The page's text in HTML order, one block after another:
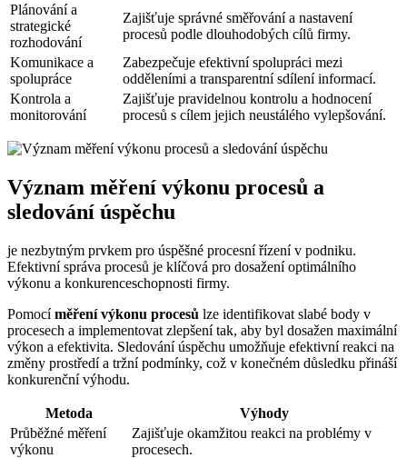
Plánování a
strategické
rozhodování
Zajišťuje správné směřování a nastavení
procesů podle dlouhodobých cílů firmy.
Komunikace a
spolupráce
Zabezpečuje efektivní spolupráci mezi
odděleními a transparentní sdílení informací.
Kontrola a
monitorování
Zajišťuje pravidelnou kontrolu a hodnocení
procesů s cílem jejich neustálého vylepšování.
Význam měření výkonu procesů a
sledování úspěchu
je nezbytným prvkem pro úspěšné procesní řízení v podniku.
Efektivní správa procesů je klíčová pro dosažení optimálního
výkonu a konkurenceschopnosti firmy.
Pomocíměření výkonu procesů lze identifikovat slabé body v
procesech a implementovat zlepšení tak, aby byl dosažen maximální
výkon a efektivita. Sledování úspěchu umožňuje efektivní reakci na
změny prostředí a tržní podmínky, což v konečném důsledku přináší
konkurenční výhodu.
Metoda
Výhody
Průběžné měření
výkonu
Zajišťuje okamžitou reakci na problémy v
procesech.